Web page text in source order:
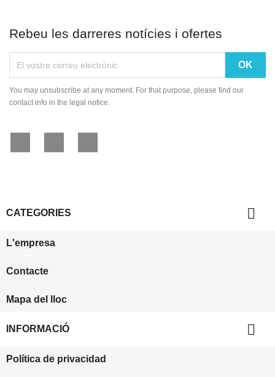
Rebeu les darreres notícies i ofertes
You may unsubscribe at any moment. For that purpose, please find our
contact info in the legal notice.
CATEGORIES 
L'empresa
Contacte
Mapa del lloc
INFORMACIÓ 
Política de privacidad